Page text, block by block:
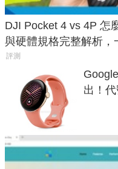
DJI Pocket 4 vs 4P 怎
與硬體規格完整解析，
評測
出！